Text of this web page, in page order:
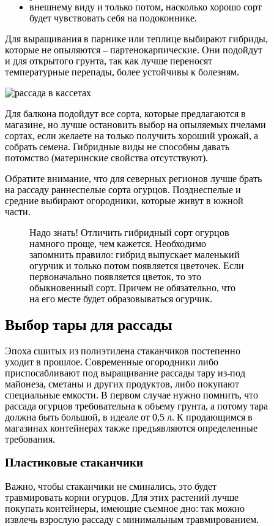
внешнему виду и только потом, насколько хорошо сорт
будет чувствовать себя на подоконнике.
Для выращивания в парнике или теплице выбирают гибриды,
которые не опыляются – партенокарпические. Они подойдут
и для открытого грунта, так как лучше переносят
температурные перепады, более устойчивы к болезням.
Для балкона подойдут все сорта, которые предлагаются в
магазине, но лучше остановить выбор на опыляемых пчелами
сортах, если желаете на только получить хороший урожай, а
собрать семена. Гибридные виды не способны давать
потомство (материнские свойства отсутствуют).
Обратите внимание, что для северных регионов лучше брать
на рассаду раннеспелые сорта огурцов. Позднеспелые и
средние выбирают огородники, которые живут в южной
части.
Надо знать! Отличить гибридный сорт огурцов
намного проще, чем кажется. Необходимо
запомнить правило: гибрид выпускает маленький
огурчик и только потом появляется цветочек. Если
первоначально появляется цветок, то это
обыкновенный сорт. Причем не обязательно, что
на его месте будет образовываться огурчик.
Выбор тары для рассады
Эпоха сшитых из полиэтилена стаканчиков постепенно
уходит в прошлое. Современные огородники либо
приспосабливают под выращивание рассады тару из-под
майонеза, сметаны и других продуктов, либо покупают
специальные емкости. В первом случае нужно помнить, что
рассада огурцов требовательна к объему грунта, а потому тара
должна быть большой, в идеале от 0,5 л. К продающимся в
магазинах контейнерах также предъявляются определенные
требования.
Пластиковые стаканчики
Важно, чтобы стаканчики не сминались, это будет
травмировать корни огурцов. Для этих растений лучше
покупать контейнеры, имеющие съемное дно: так можно
извлечь взрослую рассаду с минимальным травмированием.